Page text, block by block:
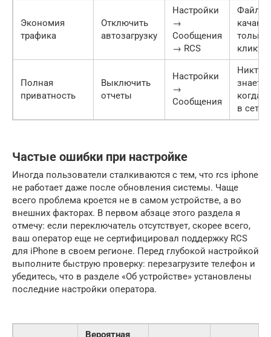
Экономия
трафика
Отключить
автозагрузку
Настройки
→
Сообщения
→ RCS
Файлы
только
клику
Полная
приватность
Выключить
отчеты
Настройки
→
Сообщения
Никто
знает,
когда
в сети
Частые ошибки при настройке
Иногда пользователи сталкиваются с тем, что rcs iphone
не работает даже после обновления системы. Чаще
всего проблема кроется не в самом устройстве, а во
внешних факторах. В первом абзаце этого раздела я
отмечу: если переключатель отсутствует, скорее всего,
ваш оператор еще не сертифицировал поддержку RCS
для iPhone в своем регионе. Перед глубокой настройкой
выполните быструю проверку: перезагрузите телефон и
убедитесь, что в разделе «Об устройстве» установлены
последние настройки оператора.
Вероятная